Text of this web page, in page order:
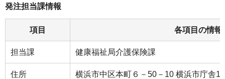
発注担当課情報
項目 各項目の情報
担当課 健康福祉局介護保険課
住所 横浜市中区本町６－50－10 横浜市庁舎